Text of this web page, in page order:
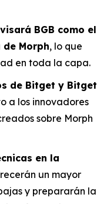
BGB como el
Morph, lo que
en toda la capa.
de Bitget y Bitget
a los innovadores
sobre Morph
en la
un mayor
y prepararán la